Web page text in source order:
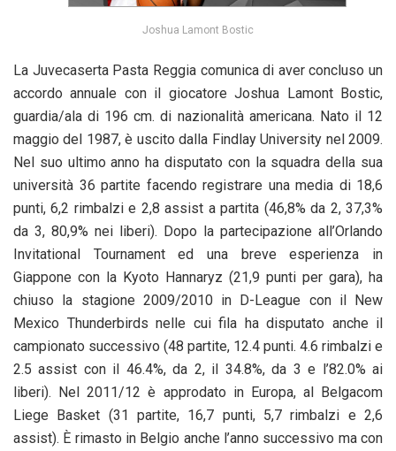
Joshua Lamont Bostic
La Juvecaserta Pasta Reggia comunica di aver concluso un
accordo annuale con il giocatore Joshua Lamont Bostic,
guardia/ala di 196 cm. di nazionalità americana. Nato il 12
maggio del 1987, è uscito dalla Findlay University nel 2009.
Nel suo ultimo anno ha disputato con la squadra della sua
università 36 partite facendo registrare una media di 18,6
punti, 6,2 rimbalzi e 2,8 assist a partita (46,8% da 2, 37,3%
da 3, 80,9% nei liberi). Dopo la partecipazione all’Orlando
Invitational Tournament ed una breve esperienza in
Giappone con la Kyoto Hannaryz (21,9 punti per gara), ha
chiuso la stagione 2009/2010 in D-League con il New
Mexico Thunderbirds nelle cui fila ha disputato anche il
campionato successivo (48 partite, 12.4 punti. 4.6 rimbalzi e
2.5 assist con il 46.4%, da 2, il 34.8%, da 3 e l’82.0% ai
liberi). Nel 2011/12 è approdato in Europa, al Belgacom
Liege Basket (31 partite, 16,7 punti, 5,7 rimbalzi e 2,6
assist). È rimasto in Belgio anche l’anno successivo ma con